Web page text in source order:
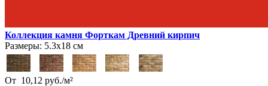
Коллекция камня Форткам Древний кирпич
Размеры: 5.3х18 см
От 10,12 руб./м²